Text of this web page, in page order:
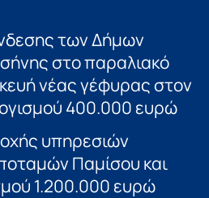
των Δήμων
στο παραλιακό
νέας γέφυρας στον
400.000 ευρώ
υπηρεσιών
Παμίσου και
1.200.000 ευρώ